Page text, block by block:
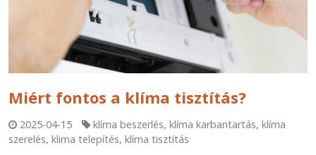
Miért fontos a klíma tisztítás?
2025-04-15 klíma beszerlés,klíma karbantartás,klíma
szerelés, klima telepítés, klíma tisztítás